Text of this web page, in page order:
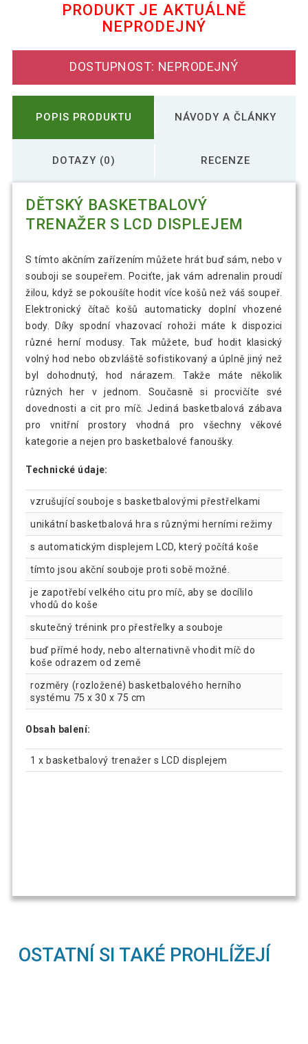
PRODUKT JE AKTUÁLNĚ
NEPRODEJNÝ
DOSTUPNOST: NEPRODEJNÝ
POPIS PRODUKTU NÁVODY A ČLÁNKY
DOTAZY (0) RECENZE
DĚTSKÝ BASKETBALOVÝ
TRENAŽER S LCD DISPLEJEM
S tímto akčním zařízením můžete hrát buď sám, nebo v
souboji se soupeřem. Pociťte, jak vám adrenalin proudí
žilou, když se pokoušíte hodit více košů než váš soupeř.
Elektronický čítač košů automaticky doplní vhozené
body. Díky spodní vhazovací rohoži máte k dispozici
různé herní modusy. Tak můžete, buď hodit klasický
volný hod nebo obzvláště sofistikovaný a úplně jiný než
byl dohodnutý, hod nárazem. Takže máte několik
různých her v jednom. Současně si procvičíte své
dovednosti a cit pro míč. Jediná basketbalová zábava
pro vnitřní prostory vhodná pro všechny věkové
kategorie a nejen pro basketbalové fanoušky.
Technické údaje:
vzrušující souboje s basketbalovými přestřelkami
unikátní basketbalová hra s různými herními režimy
s automatickým displejem LCD, který počítá koše
tímto jsou akční souboje proti sobě možné.
je zapotřebí velkého citu pro míč, aby se docílilo
vhodů do koše
skutečný trénink pro přestřelky a souboje
buď přímé hody, nebo alternativně vhodit míč do
koše odrazem od země
rozměry (rozložené) basketbalového herního
systému 75 x 30 x 75 cm
Obsah balení:
1 x basketbalový trenažer s LCD displejem
OSTATNÍ SI TAKÉ PROHLÍŽEJÍ